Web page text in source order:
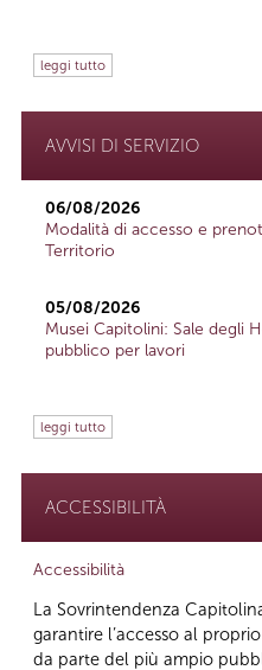
leggi tutto
AVVISI DI SERVIZIO
06/08/2026
Modalità di accesso e
Territorio
05/08/2026
Musei Capitolini: Sale degli
pubblico per lavori
leggi tutto
ACCESSIBILITÀ
Accessibilità
La Sovrintendenza
garantire l’accesso al
da parte del più ampio